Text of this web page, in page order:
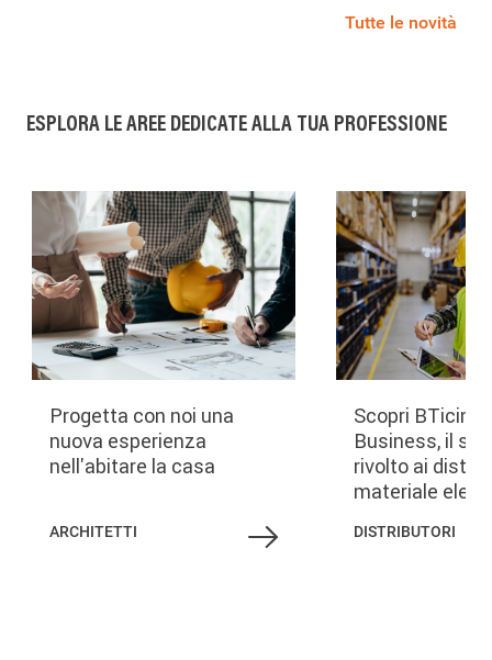
Tutte le novità
ESPLORA LE AREE DEDICATE ALLA TUA PROFESSIONE
Image
Progetta con noi una
nuova esperienza
nell'abitare la casa
ARCHITETTI
Image
Scopri BTicino
Business, il
rivolto ai
materiale
DISTRIBUTORI